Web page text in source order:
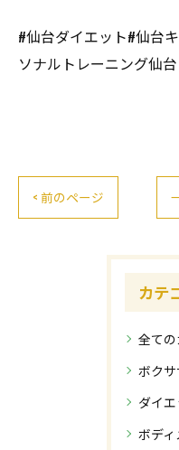
#仙台ダイエット#仙台
ソナルトレーニング仙
< 前のページ
カテ
全て
ボク
ダイ
ボディ